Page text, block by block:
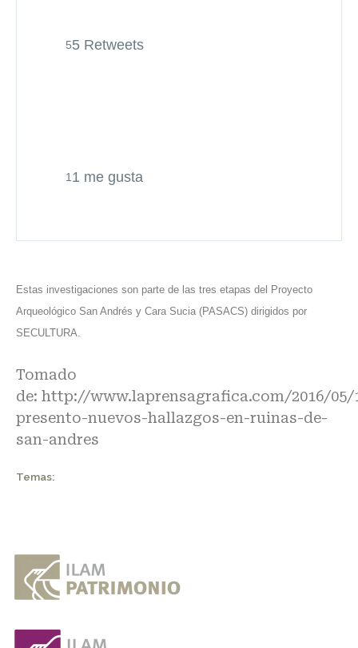
55 Retweets
1 1 me gusta
Estas investigaciones son parte de las tres etapas del Proyecto
Arqueológico San Andrés y Cara Sucia (PASACS) dirigidos por
SECULTURA.
Tomado
de: http://www.laprensagrafica.com/2016/
presento-nuevos-hallazgos-en-ruinas-de-
san-andres
Temas: